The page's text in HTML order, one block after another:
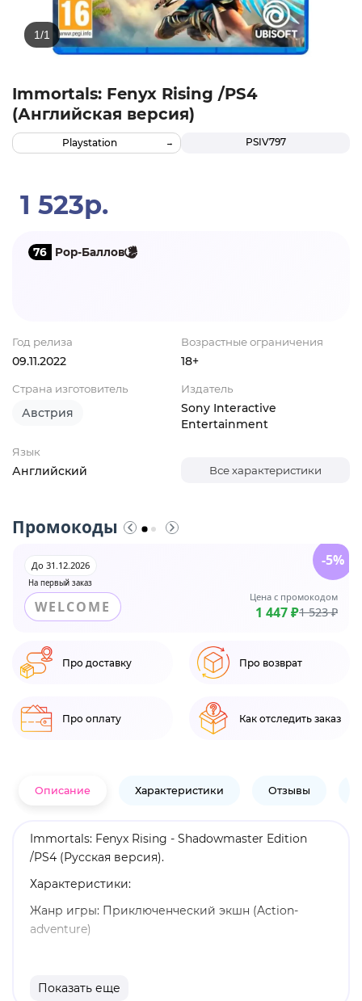
Immortals: Fenyx Rising /PS4
(Английская версия)
PSIV797
Playstation
1 523р.
76 Pop-Баллов
Год релиза
09.11.2022
Возрастные ограничения
18+
Страна изготовитель
Австрия
Издатель
Sony Interactive
Entertainment
Язык
Английский Все характеристики
Промокоды
На первый заказ
До 31.12.2026
WELCOME
Цена с промокодом
1 447 ₽1 523 ₽
-5%
Про доставку Про возврат
Про оплату Как отследить заказ
Описание Характеристики Отзывы
Immortals: Fenyx Rising - Shadowmaster Edition
/PS4 (Русская версия).
Характеристики:
Жанр игры: Приключенческий экшн (Action-
adventure)
Издатель: Ubisoft
Показать еще